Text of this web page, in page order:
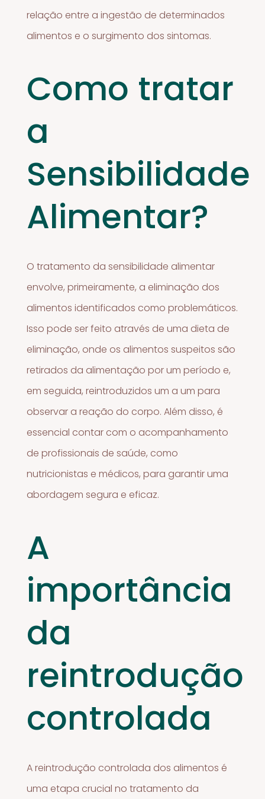
relação entre a ingestão de determinados
alimentos e o surgimento dos sintomas.
Como tratar
a
Sensibilidade
Alimentar?
O tratamento da sensibilidade alimentar
envolve, primeiramente, a eliminação dos
alimentos identificados como problemáticos.
Isso pode ser feito através de uma dieta de
eliminação, onde os alimentos suspeitos são
retirados da alimentação por um período e,
em seguida, reintroduzidos um a um para
observar a reação do corpo. Além disso, é
essencial contar com o acompanhamento
de profissionais de saúde, como
nutricionistas e médicos, para garantir uma
abordagem segura e eficaz.
A
importância
da
reintrodução
controlada
A reintrodução controlada dos alimentos é
uma etapa crucial no tratamento da